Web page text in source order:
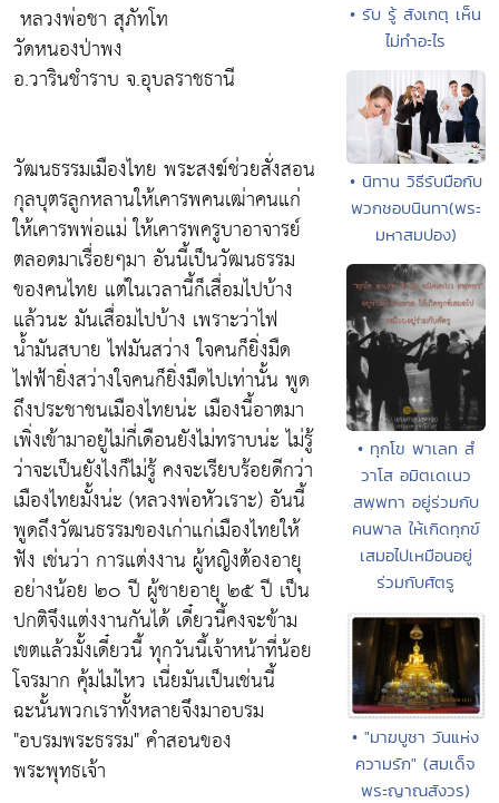
หลวงพ่อชา สุภัทโท
วัดหนองป่าพง
อ.วารินชำราบ จ.อุบลราชธานี
วัฒนธรรมเมืองไทย พระสงฆ์ช่วยสั่งสอน
กุลบุตรลูกหลานให้เคารพคนเฒ่าคนแก่
ให้เคารพพ่อแม่ ให้เคารพครูบาอาจารย์
ตลอดมาเรื่อยๆมา อันนี้เป็นวัฒนธรรม
ของคนไทย แต่ในเวลานี้ก็เสื่อมไปบ้าง
แล้วนะ มันเสื่อมไปบ้าง เพราะว่าไฟ
น้ำมันสบาย ไฟมันสว่าง ใจคนก็ยิ่งมืด
ไฟฟ้ายิ่งสว่างใจคนก็ยิ่งมืดไปเท่านั้น พูด
ถึงประชาชนเมืองไทยน่ะ เมืองนี้อาตมา
เพิ่งเข้ามาอยู่ไม่กี่เดือนยังไม่ทราบน่ะ ไม่รู้
ว่าจะเป็นยังไงก็ไม่รู้ คงจะเรียบร้อยดีกว่า
เมืองไทยมั้งน่ะ (หลวงพ่อหัวเราะ) อันนี้
พูดถึงวัฒนธรรมของเก่าแก่เมืองไทยให้
ฟัง เช่นว่า การแต่งงาน ผู้หญิงต้องอายุ
อย่างน้อย ๒๐ ปี ผู้ชายอายุ ๒๕ ปี เป็น
ปกติจึงแต่งงานกันได้ เดี๋ยวนี้คงจะข้าม
เขตแล้วมั้งเดี๋ยวนี้ ทุกวันนี้เจ้าหน้าที่น้อย
โจรมาก คุ้มไม่ไหว เนี่ยมันเป็นเช่นนี้
ฉะนั้นพวกเราทั้งหลายจึงมาอบรม
"อบรมพระธรรม" คำสอนของ
พระพุทธเจ้า
• รับ รู้ สังเกตุ เห็น
ไม่ทำอะไร
• นิทาน วิธีรับมือกับ
พวกชอบนินทา(พระ
มหาสมปอง)
• ทุกโข พาเลท สํ
วาโส อมิตเดเนว
สพฺพทา อยู่ร่วมกับ
คนพาล ให้เกิดทุกข์
เสมอไปเหมือนอยู่
ร่วมกับศัตรู
• "มาฆบูชา วันแห่ง
ความรัก" (สมเด็จ
พระญาณสังวร)